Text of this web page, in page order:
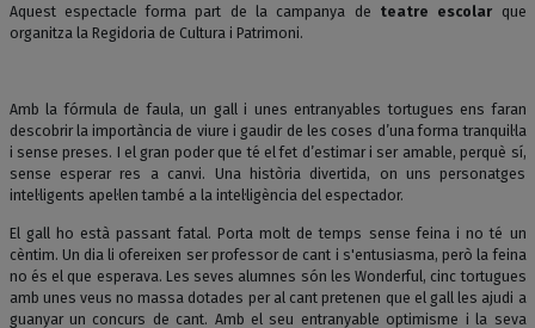
Aquest espectacle forma part de la campanya de teatre escolar que
organitza la Regidoria de Cultura i Patrimoni.
Amb la fórmula de faula, un gall i unes entranyables tortugues ens faran
descobrir la importància de viure i gaudir de les coses d’una forma tranquil·la
i sense preses. I el gran poder que té el fet d’estimar i ser amable, perquè sí,
sense esperar res a canvi. Una història divertida, on uns personatges
intel·ligents apel·len també a la intel·ligència del espectador.
El gall ho està passant fatal. Porta molt de temps sense feina i no té un
cèntim. Un dia li ofereixen ser professor de cant i s'entusiasma, però la feina
no és el que esperava. Les seves alumnes són les Wonderful, cinc tortugues
amb unes veus no massa dotades per al cant pretenen que el gall les ajudi a
guanyar un concurs de cant. Amb el seu entranyable optimisme i la seva